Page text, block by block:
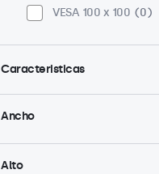
VESA 100 x 100
0
Caracteristicas
4:3 / 5:4
2
Ajuste de brillo
8
Ancho
Alto